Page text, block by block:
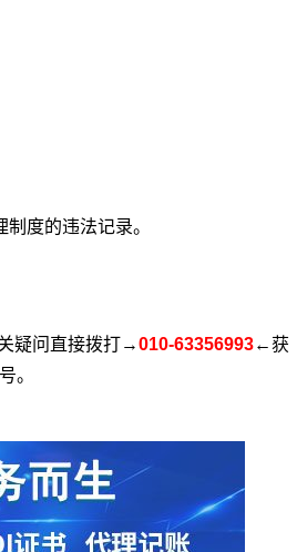
度的违法记录。
疑问直接拨打→010-63356993←获
。